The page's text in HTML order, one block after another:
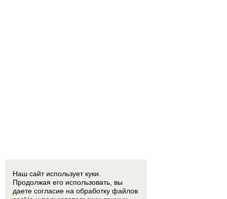
Наш сайт использует куки.
Продолжая его использовать, вы
даете согласие на обработку файлов